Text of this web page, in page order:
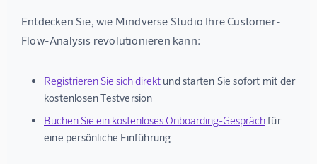
Entdecken Sie, wie Mindverse Studio Ihre Customer-
Flow-Analysis revolutionieren kann:
Registrieren Sie sich direkt und starten Sie sofort mit der
kostenlosen Testversion
Buchen Sie ein kostenloses Onboarding-Gesprächfür
eine persönliche Einführung